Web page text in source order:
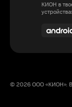
КИОН в
© 2026 ООО «КИОН».